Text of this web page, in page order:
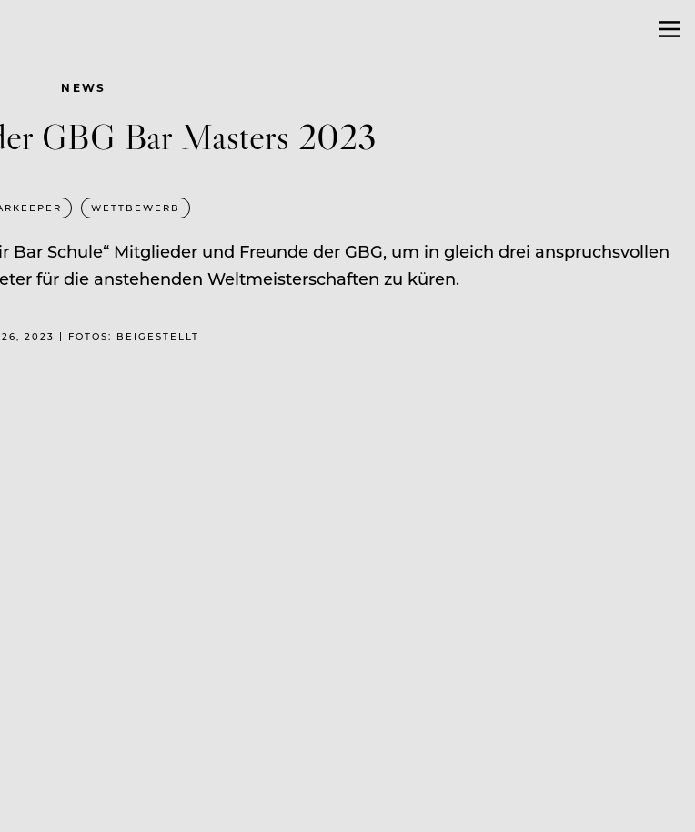
NEWS
GBG Bar Masters 2023
WETTBEWERB
Bar Schule“ Mitglieder und Freunde der GBG, um in gleich drei anspruchsvollen
für die anstehenden Weltmeisterschaften zu küren.
2023 | FOTOS: BEIGESTELLT